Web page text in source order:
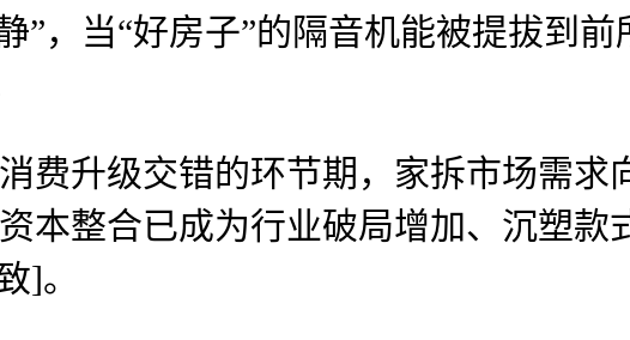
”，当“好房子”的隔音机能被提拔到
升级交错的环节期，家拆市场需求
本整合已成为行业破局增加、沉塑款
]。